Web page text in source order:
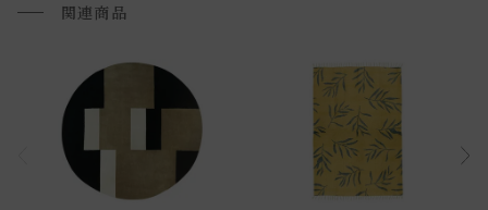
通常配送について
関連商品